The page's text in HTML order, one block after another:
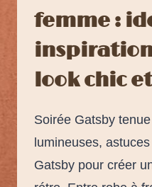
femme :
look chic
Soirée Gatsby
lumineuses,
Gatsby pour créer